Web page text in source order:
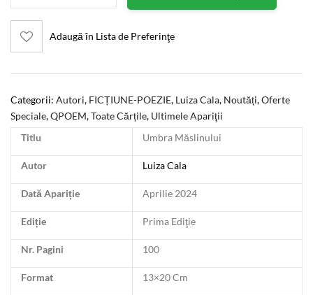
Adaugă în Lista de Preferinţe
Categorii: Autori, FICȚIUNE-POEZIE, Luiza Cala, Noutăți,Oferte
Speciale,QPOEM,Toate Cărțile, Ultimele Apariţii
Titlu
Umbra Măslinului
Autor Luiza Cala
Dată Apariție Aprilie 2024
Ediție Prima Ediţie
Nr. Pagini 100
Format 13×20 Cm